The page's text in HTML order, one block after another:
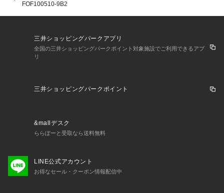
せください。
※一部商品において弊社カラー表記がメーカーカラー表記と異
※ブラウザやお使いのモニター環境により、掲載画像と実際の
商品の色味が若干異なる場合があります。
※掲載の価格・製品のパッケージ・デザイン・仕様について、
ーパースポーツゼビオ ゼビオ Super Sports XEBIO スポーツ
n cp1115 2411bff_1010 1sh0cp msht_2504 xmas2025_ssx
_teens_sh xmas2025_ssx_mens_sh shcpn1225
FOF100510-9B2
三井ショッピングパークアプリ
全国の三井ショッピングパークポイント対象施設でご利用できるアプ
リ
三井ショッピングパークポイント
&mallデスク
ららぽーと受取なら送料無料
LINE公式アカウント
お得なセール・クーポン情報配信中